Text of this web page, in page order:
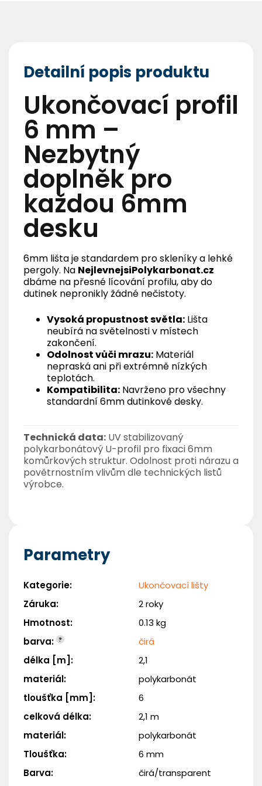
Detailní popis produktu
Ukončovací profil
6 mm –
Nezbytný
doplněk pro
každou 6mm
desku
6mm lišta je standardem pro skleníky a lehké
pergoly. Na NejlevnejsiPolykarbonat.cz
dbáme na přesné lícování profilu, aby do
dutinek nepronikly žádné nečistoty.
Vysoká propustnost světla: Lišta
neubírá na světelnosti v místech
zakončení.
Odolnost vůči mrazu: Materiál
nepraská ani při extrémně nízkých
teplotách.
Kompatibilita: Navrženo pro všechny
standardní 6mm dutinkové desky.
Technická data: UV stabilizovaný
polykarbonátový U-profil pro fixaci 6mm
komůrkových struktur. Odolnost proti nárazu a
povětrnostním vlivům dle technických listů
výrobce.
Parametry
Kategorie:
Ukončovací lišty
Záruka:
2 roky
Hmotnost:
0.13 kg
barva: ?
čirá
délka [m] :
2,1
materiál:
polykarbonát
tloušťka [mm] :
6
celková délka:
2,1 m
materiál:
polykarbonát
Tloušťka:
6 mm
Barva: čirá/transparent